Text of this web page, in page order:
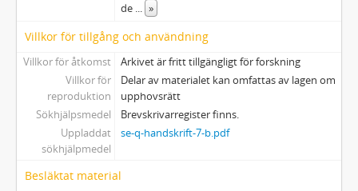
de ... »
Villkor för tillgång och användning
Villkor för åtkomst
Arkivet är fritt tillgängligt för forskning
Villkor för
reproduktion
Delar av materialet kan omfattas av lagen om
upphovsrätt
Sökhjälpsmedel
Brevskrivarregister finns.
Uppladdat
sökhjälpmedel
se-q-handskrift-7-b.pdf
Besläktat material